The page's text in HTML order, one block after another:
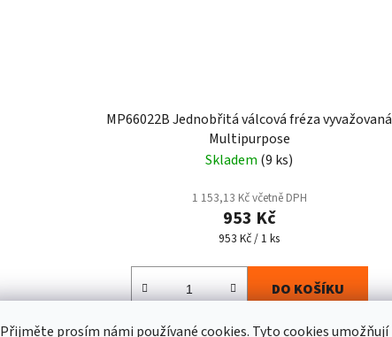
Přijměte prosím námi používané cookies. Tytocookies umožňují
MP66022B Jednobřitá válcová fréza vyvažovaná
Multipurpose
Skladem (9 ks)
1 153,13 Kč včetně DPH
953 Kč
Měrná
953 Kč / 1 ks
DO KOŠÍKU